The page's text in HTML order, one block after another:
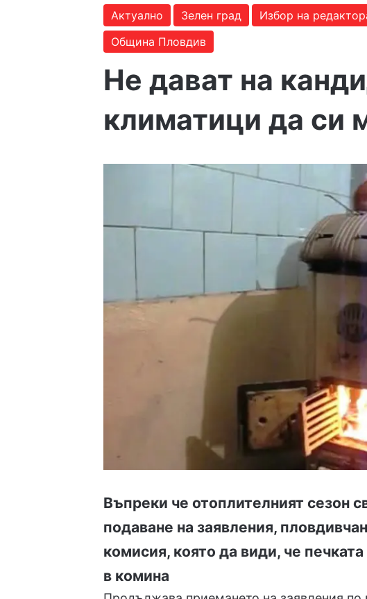
Актуално Зелен град Избор на
Община Пловдив
Не дават на
климатици да си
Въпреки че отоплителният сезон
подаване на заявления,
комисия, която да види, че
в комина